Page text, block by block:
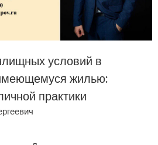
условий в
жилью:
практики